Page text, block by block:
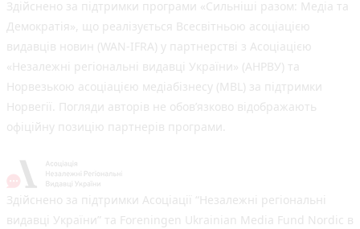
Здійснено за підтримки програми «Сильніші разом: Медіа та
Демократія», що реалізується Всесвітньою асоціацією
видавців новин (WAN-IFRA) у партнерстві з Асоціацією
«Незалежні регіональні видавці України» (АНРВУ) та
Норвезькою асоціацією медіабізнесу (MBL) за підтримки
Норвегії. Погляди авторів не обов’язково відображають
офіційну позицію партнерів програми.
Здійснено за підтримки Асоціації “Незалежні регіональні
видавці України” та Foreningen Ukrainian Media Fund Nordic в